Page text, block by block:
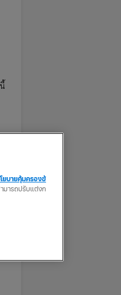
ยบายคุ้มครองข้
มารถปรับแต่งก